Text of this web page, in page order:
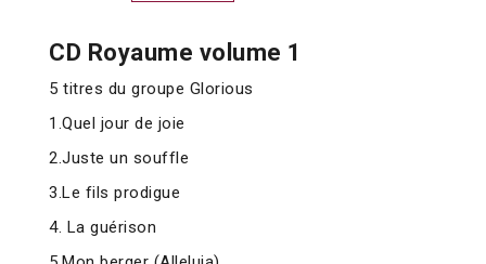
CD Royaume volume 1
5 titres du groupe Glorious
1.Quel jour de joie
2.Juste un souffle
3.Le fils prodigue
4. La guérison